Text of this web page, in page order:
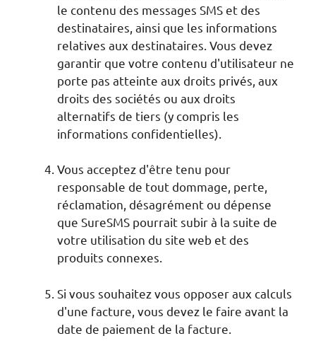
le contenu des messages SMS et des
destinataires, ainsi que les informations
relatives aux destinataires. Vous devez
garantir que votre contenu d'utilisateur ne
porte pas atteinte aux droits privés, aux
droits des sociétés ou aux droits
alternatifs de tiers (y compris les
informations confidentielles).
Vous acceptez d'être tenu pour
responsable de tout dommage, perte,
réclamation, désagrément ou dépense
que SureSMS pourrait subir à la suite de
votre utilisation du site web et des
produits connexes.
Si vous souhaitez vous opposer aux calculs
d'une facture, vous devez le faire avant la
date de paiement de la facture.